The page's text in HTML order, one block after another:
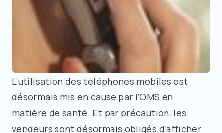
L’utilisation des téléphones mobiles est
désormais mis en cause par l’OMS en
matière de santé. Et par précaution, les
vendeurs sont désormais obligés d’afficher